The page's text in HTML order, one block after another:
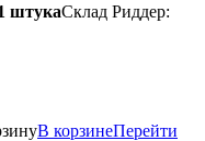
штукаСклад Риддер:
В корзинеПерейти